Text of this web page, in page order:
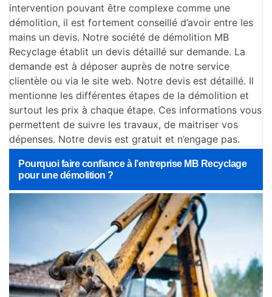
intervention pouvant être complexe comme une
démolition, il est fortement conseillé d’avoir entre les
mains un devis. Notre société de démolition MB
Recyclage établit un devis détaillé sur demande. La
demande est à déposer auprès de notre service
clientèle ou via le site web. Notre devis est détaillé. Il
mentionne les différentes étapes de la démolition et
surtout les prix à chaque étape. Ces informations vous
permettent de suivre les travaux, de maitriser vos
dépenses. Notre devis est gratuit et n’engage pas.
Pourquoi faire confiance à l’entreprise MB Recyclage
pour une démolition ?